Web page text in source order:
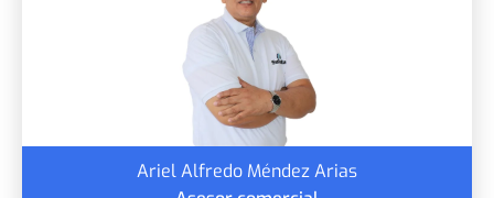
Ariel Alfredo Méndez Arias